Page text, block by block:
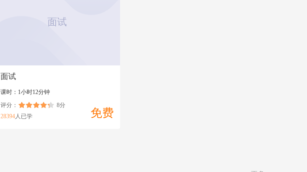
面试
面试
课时：1小时12分钟
免费
评分：
8分
28394人已学